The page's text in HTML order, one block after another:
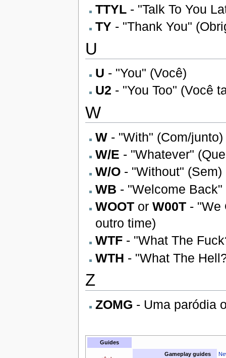
TTYL- "Talk To You
TY - "Thank You"
U
U - "You" (Você)
U2 - "You Too" (Você
W
W- "With" (Com/junto)
W/E - "Whatever"
W/O- "Without" (Sem)
WB - "Welcome
WOOTor W00T- "We
outro time)
WTF- "What The
WTH - "What The
Z
ZOMG - Uma paródia
Guides
Gameplay guides